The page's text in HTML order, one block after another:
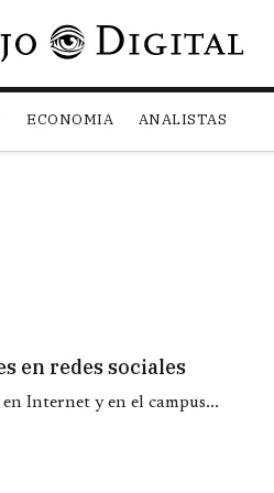
Pasar al contenido principal
ECONOMIA ANALISTAS
en redes sociales
Internet y en el campus...